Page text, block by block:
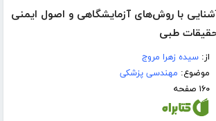
با روش‌های آزمایشگاهی و اصول ایمنی
طبی
از:سیده زهرا مروج
موضوع: مهندسی پزشکی
۱۶۰ صفحه